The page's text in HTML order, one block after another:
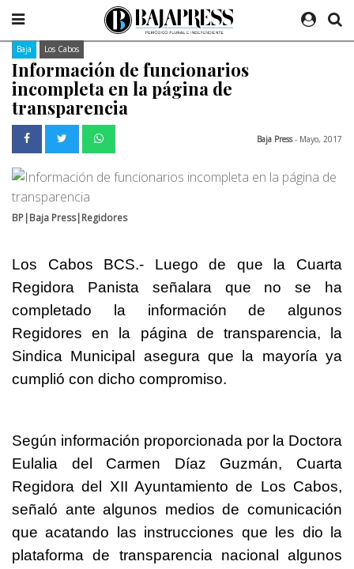
Baja Los Cabos
Información de funcionarios
incompleta en la página de
transparencia
Baja Press - Mayo, 2017
BP|Baja Press|Regidores
Los Cabos BCS.- Luego de que la Cuarta
Regidora Panista señalara que no se ha
completado la información de algunos
Regidores en la página de transparencia, la
Sindica Municipal asegura que la mayoría ya
cumplió con dicho compromiso.
Según información proporcionada por la Doctora
Eulalia del Carmen Díaz Guzmán, Cuarta
Regidora del XII Ayuntamiento de Los Cabos,
señaló ante algunos medios de comunicación
que acatando las instrucciones que les dio la
plataforma de transparencia nacional algunos